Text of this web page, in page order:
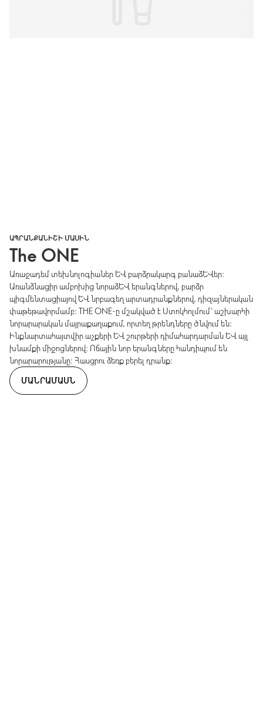
ԱՊՐԱՆՔԱՆԻՇԻ ՄԱՍԻՆ
The ONE
Առաջադեմ տեխնոլոգիաներ և բարձրակարգ բանաձևեր։
Առանձնացիր ամբոխից նորաձև երանգներով, բարձր
պիգմենտացիայով և նրբագեղ արտադրանքներով, դիզայներական
փաթեթավորմամբ։ THE ONE-ը մշակված է Ստոկհոլմում՝ աշխարհի
նորարարական մայրաքաղաքում, որտեղ թրենդները ծնվում են։
Ինքնարտահայտվիր աչքերի և շուրթերի դիմահարդարման և այլ
խնամքի միջոցներով։ Ոճային նոր երանգները հանդիպում են
նորարարությանը։ Հասցրու ձեռք բերել դրանք։
ՄԱՆՐԱՄԱՍՆ